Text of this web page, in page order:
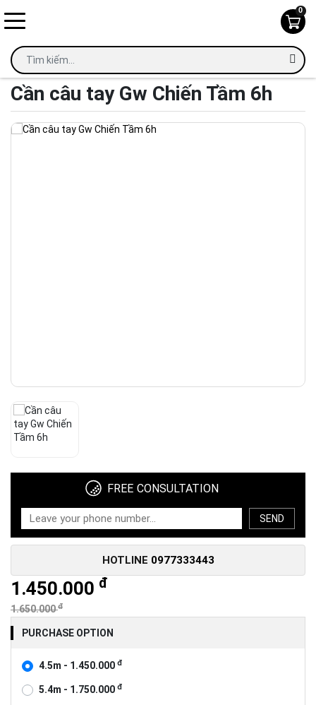
0
Home Cần câu Gw
Cần câu tay Gw Chiến Tầm 6h
FREE CONSULTATION
SEND
HOTLINE 0977333443
1.450.000 đ
1.650.000đ
PURCHASE OPTION
4.5m - 1.450.000 đ
5.4m - 1.750.000 đ